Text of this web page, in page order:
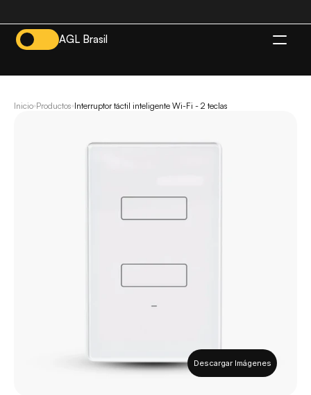
AGL Brasil
Inicio Productos Interruptor táctil inteligente Wi-Fi - 2 teclas
Descargar Imágenes